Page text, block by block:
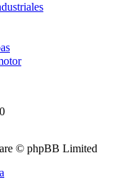
© phpBB Limited